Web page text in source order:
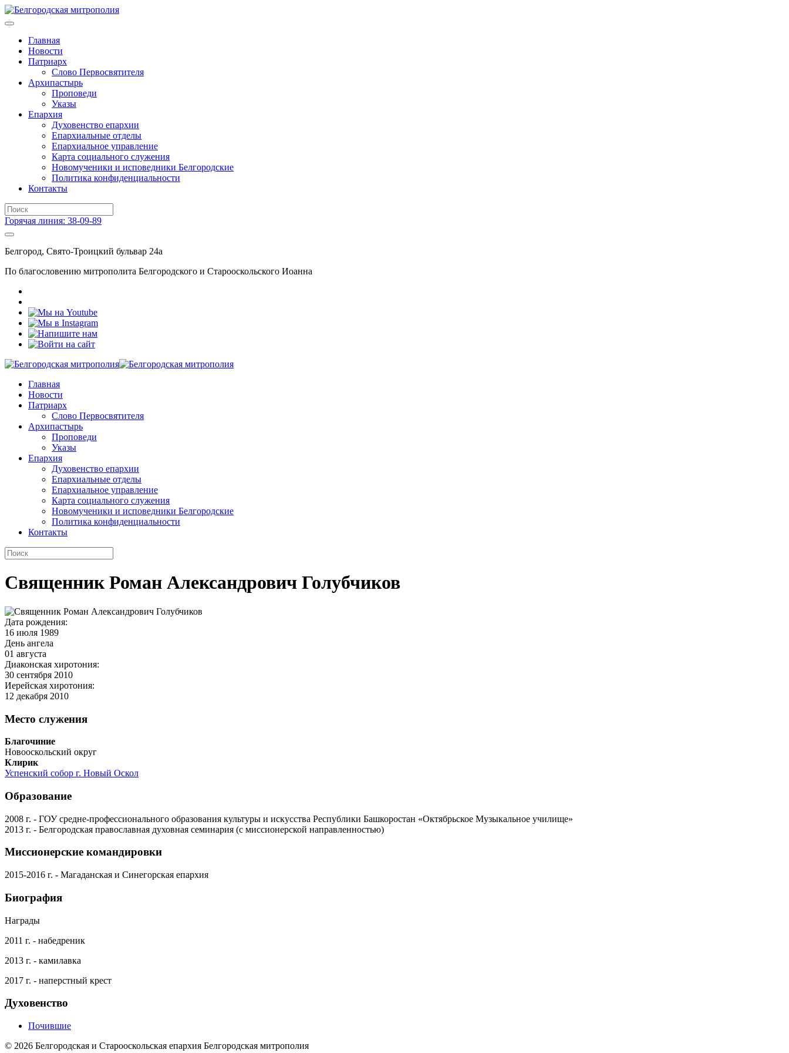
Главная
Новости
Патриарх
Слово Первосвятителя
Архипастырь
Проповеди
Указы
Епархия
Духовенство епархии
Епархиальные отделы
Епархиальное управление
Карта социального служения
Новомученики и исповедники Белгородские
Политика конфиденциальности
Контакты
Горячая линия: 38-09-89
Белгород, Свято-Троицкий бульвар 24а
По благословению митрополита Белгородского и Старооскольского Иоанна
Главная
Новости
Патриарх
Слово Первосвятителя
Архипастырь
Проповеди
Указы
Епархия
Духовенство епархии
Епархиальные отделы
Епархиальное управление
Карта социального служения
Новомученики и исповедники Белгородские
Политика конфиденциальности
Контакты
Священник Роман Александрович Голубчиков
Дата рождения:
16 июля 1989
День ангела
01 августа
Диаконская хиротония:
30 сентября 2010
Иерейская хиротония:
12 декабря 2010
Место служения
Благочиние
Новооскольский округ
Клирик
Успенский собор г. Новый Оскол
Образование
2008 г. - ГОУ средне-профессионального образования культуры и искусства Республики Башкоростан «Октябрьское Музыкальное училище»
2013 г. - Белгородская православная духовная семинария (с миссионерской направленностью)
Миссионерские командировки
2015-2016 г. - Магаданская и Синегорская епархия
Биография
Награды
2011 г. - набедреник
2013 г. - камилавка
2017 г. - наперстный крест
Духовенство
Почившие
© 2026 Белгородская и Старооскольская епархия Белгородская митрополия